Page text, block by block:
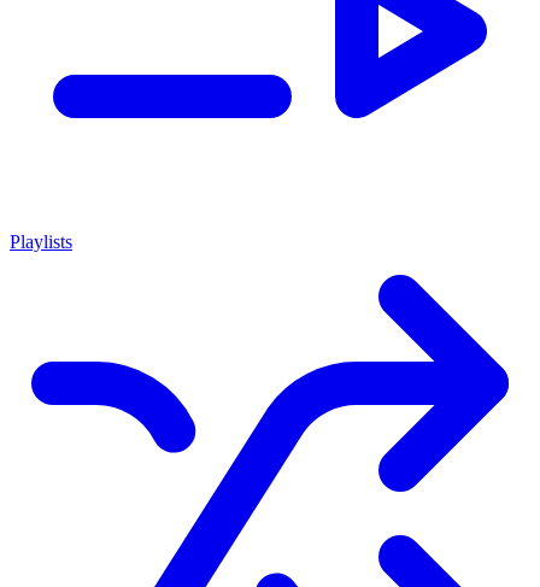
Playlists